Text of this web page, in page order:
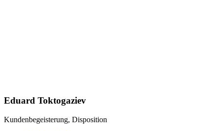
Eduard Toktogaziev
Kundenbegeisterung, Disposition